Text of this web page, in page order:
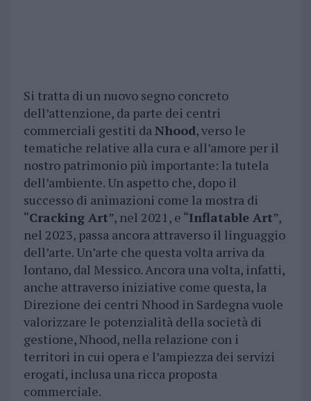
Si tratta di un nuovo segno concreto
dell’attenzione, da parte dei centri
commerciali gestiti daNhood, verso le
tematiche relative alla cura e all’amore per il
nostro patrimonio più importante: la tutela
dell’ambiente. Un aspetto che, dopo il
successo di animazioni come la mostra di
“Cracking Art”, nel 2021, e “Inflatable Art”,
nel 2023, passa ancora attraverso il linguaggio
dell’arte. Un’arte che questa volta arriva da
lontano, dal Messico. Ancora una volta, infatti,
anche attraverso iniziative come questa, la
Direzione dei centri Nhood in Sardegna vuole
valorizzare le potenzialità della società di
gestione, Nhood, nella relazione con i
territori in cui opera e l’ampiezza dei servizi
erogati, inclusa una ricca proposta
commerciale.